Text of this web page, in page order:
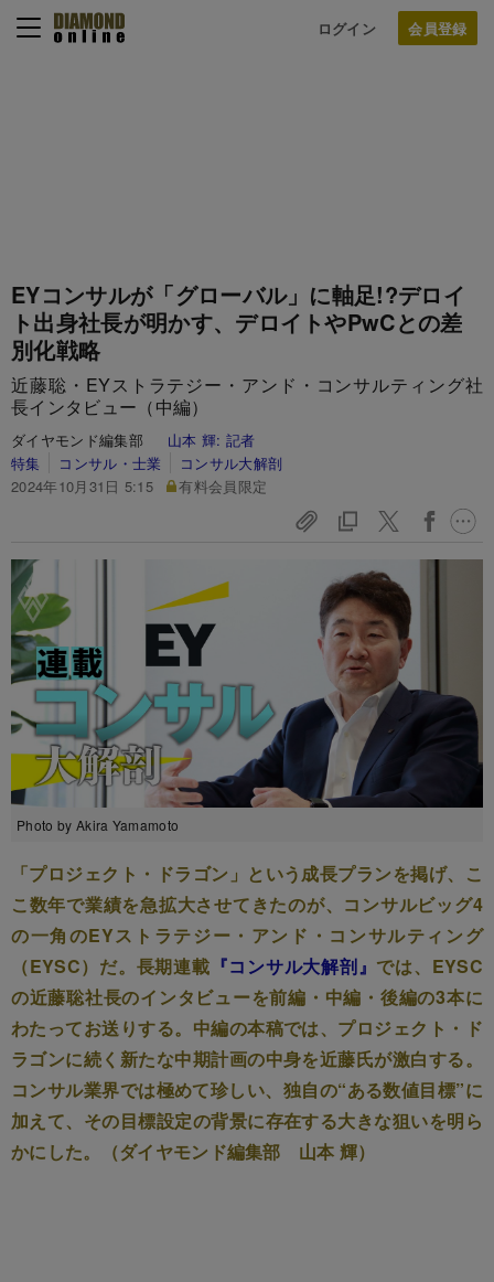
ログイン
EYコンサルが「グローバル」に軸足!?デロイ
ト出身社長が明かす、デロイトやPwCとの差
別化戦略
近藤聡・EYストラテジー・アンド・コンサルティング社
長インタビュー（中編）
ダイヤモンド編集部 山本 輝: 記者
特集
コンサル・士業
コンサル大解剖
2024年10月31日 5:15
有料会員限定
Photo by Akira Yamamoto
「プロジェクト・ドラゴン」という成長プランを掲げ、こ
こ数年で業績を急拡大させてきたのが、コンサルビッグ4
の一角のEYストラテジー・アンド・コンサルティング
（EYSC）だ。長期連載 『コンサル大解剖』 では、EYSC
の近藤聡社長のインタビューを前編・中編・後編の3本に
わたってお送りする。中編の本稿では、プロジェクト・ド
ラゴンに続く新たな中期計画の中身を近藤氏が激白する。
コンサル業界では極めて珍しい、独自の“ある数値目標”に
加えて、その目標設定の背景に存在する大きな狙いを明ら
かにした。（ダイヤモンド編集部 山本 輝）